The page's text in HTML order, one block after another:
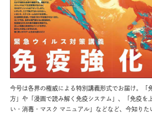
今号は各界の権威による特別講義形式でお届け。「
方」や「漫画で読み解く免疫システム」、「免疫を
い・消毒・マスク マニュアル」などなど、今知りた